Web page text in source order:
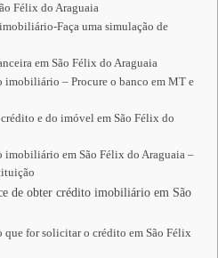
Félix do Araguaia
Faça uma simulação de
em São Félix do Araguaia
imobiliário – Procure o banco em MT e
e do imóvel em São Félix do
imobiliário em São Félix do Araguaia –
de obter crédito imobiliário em São
que for solicitar o crédito em São Félix